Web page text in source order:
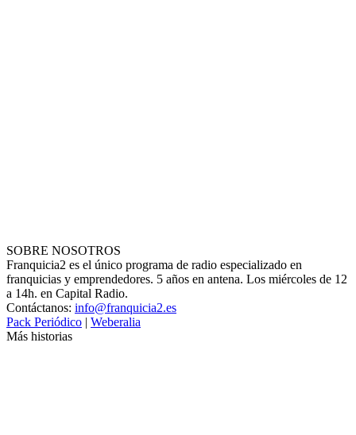
SOBRE NOSOTROS
Franquicia2 es el único programa de radio especializado en
franquicias y emprendedores. 5 años en antena. Los miércoles de 12
a 14h. en Capital Radio.
Contáctanos: info@franquicia2.es
Pack Periódico | Weberalia
Más historias